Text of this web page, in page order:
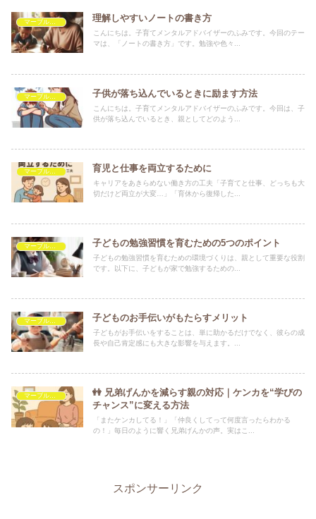
理解しやすいノートの書き方
こんにちは。子育てメンタルアドバイザーのふみです。今回のテー
マは、「ノートの書き方」です。勉強や色々...
子供が落ち込んでいるときに励ます方法
こんにちは。子育てメンタルアドバイザーのふみです。今回は、子
供が落ち込んでいるとき、親としてどのよう...
育児と仕事を両立するために
キャリアをあきらめない働き方の工夫「子育てと仕事、どっちも大
切だけど両立が大変…」「育休から復帰した...
子どもの勉強習慣を育むための5つのポイント
子どもの勉強習慣を育むための環境づくりは、親として重要な役割
です。以下に、子どもが家で勉強するための...
マーブルを救いたい 子どものお手伝いがもたらすメリット
子どもがお手伝いをすることは、単に助かるだけでなく、彼らの成
長や自己肯定感にも大きな影響を与えます。...
マーブルを救いたい
👭 兄弟げんかを減らす親の対応｜ケンカを“学びの
チャンス”に変える方法
「またケンカしてる！」「仲良くしてって何度言ったらわかる
の！」毎日のように響く兄弟げんかの声。実はこ...
スポンサーリンク